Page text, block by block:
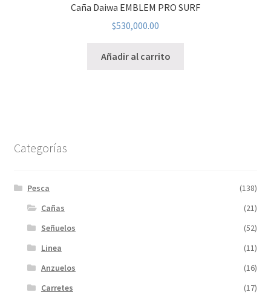
Caña Daiwa EMBLEM PRO SURF
$530,000.00
Añadir al carrito
Categorías
Pesca
(138)
Cañas
(21)
Señuelos
(52)
Linea
(11)
Anzuelos
(16)
Carretes
(17)